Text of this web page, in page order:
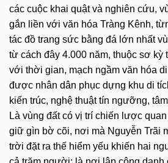
các cuộc khai quật và nghiên cứu,
gắn liền với văn hóa Tràng Kênh,
tác đồ trang sức bằng đá lớn nhất
từ cách đây 4.000 năm, thuộc sơ kỳ
với thời gian, mạch ngầm văn hóa
được nhân dân phục dựng khu di
kiến trúc, nghệ thuật tín ngưỡng,
Là vùng đất có vị trí chiến lược
giữ gìn bờ cõi, nơi mà Nguyễn Trãi
trời đặt ra thế hiểm yếu khiến hai